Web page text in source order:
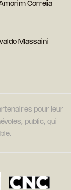
Correia
Massaini
pour leur
public, qui